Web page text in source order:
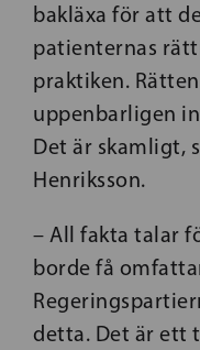
bakläxa för att
patienternas
praktiken.
uppenbarligen
Det är skamligt,
Henriksson.
– All fakta talar
borde få
detta. Det är ett